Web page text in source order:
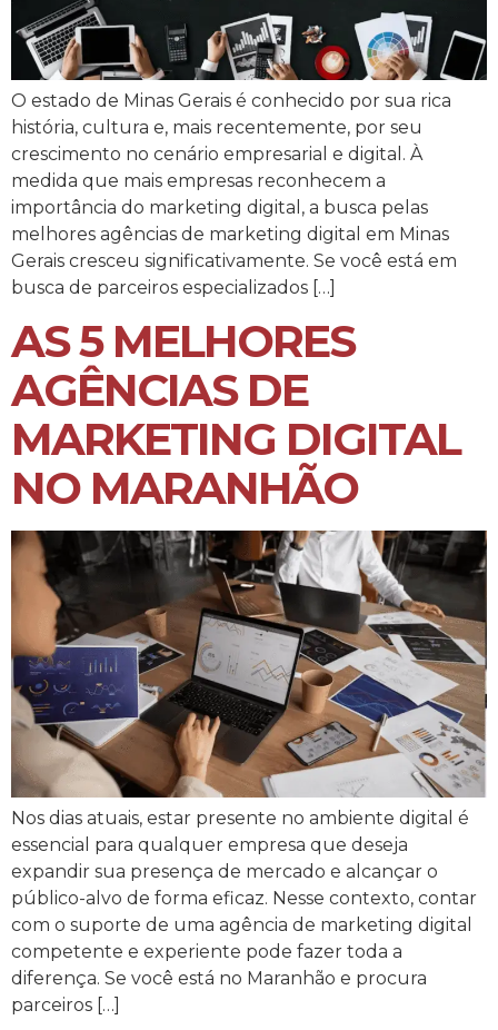
O estado de Minas Gerais é conhecido por sua rica
história, cultura e, mais recentemente, por seu
crescimento no cenário empresarial e digital. À
medida que mais empresas reconhecem a
importância do marketing digital, a busca pelas
melhores agências de marketing digital em Minas
Gerais cresceu significativamente. Se você está em
busca de parceiros especializados […]
AS 5 MELHORES
AGÊNCIAS DE
MARKETING DIGITAL
NO MARANHÃO
Nos dias atuais, estar presente no ambiente digital é
essencial para qualquer empresa que deseja
expandir sua presença de mercado e alcançar o
público-alvo de forma eficaz. Nesse contexto, contar
com o suporte de uma agência de marketing digital
competente e experiente pode fazer toda a
diferença. Se você está no Maranhão e procura
parceiros […]